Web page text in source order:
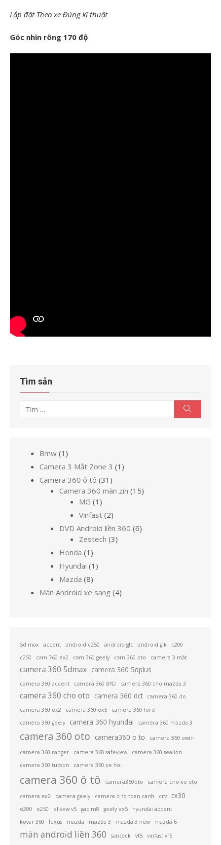
Lắp đặt Theo xe Đúng kĩ thuật
Góc nhìn rông 170 độ
Tìm sản
Tìm
kiếm
Bmw 1 1
sản
Camera 3 Mắt Zone 3 1 1
phẩm
Camera 360 ô tô 31 31
sản
Camera 360 màn zin 1515
MG 1 1
sản
phẩm
Vinfast 22
sản
phẩm
DVD Android liền 360 66
Zestech 33
Honda 1 1
sản
phẩm
Hyundai 1 1
Mazda 88
sản
phẩm
Màn Android xe sang 44
5d max accent android c250 android glc android glk
c200
c250
cam 360 ex2 cam 360 geely cam 360 oto camera 3 mắt
camera 360 5dmax camera 360 5dplus
camera 360 accent camera 360 BYD camera 360 cho mazda 3
camera 360 cho oto camera 360 dct
camera 360 do
camera 360 ex2
camera 360 ex5
camera 360 ford
camera 360 geely
camera 360 hyundai camera 360 mazda 3
camera 360 oto camera360 o to camera 360 owin
camera 360 ranger camera 360 safeview
camera 360 sealion
camera 360 tucson
camera 360 xe hoi
camera 360 ô tô camera360oto camera cho xe oto
camera ex2 camera geely camera o to toan canh crv cx30
e200 e250 elivew v5 gac m8 geely ex5
hyundai accent
kovar 360
lexus mazda mazda 3 mazda 3 new mazda 6
màn android liền 360 santeck vf5 vinfast vf5